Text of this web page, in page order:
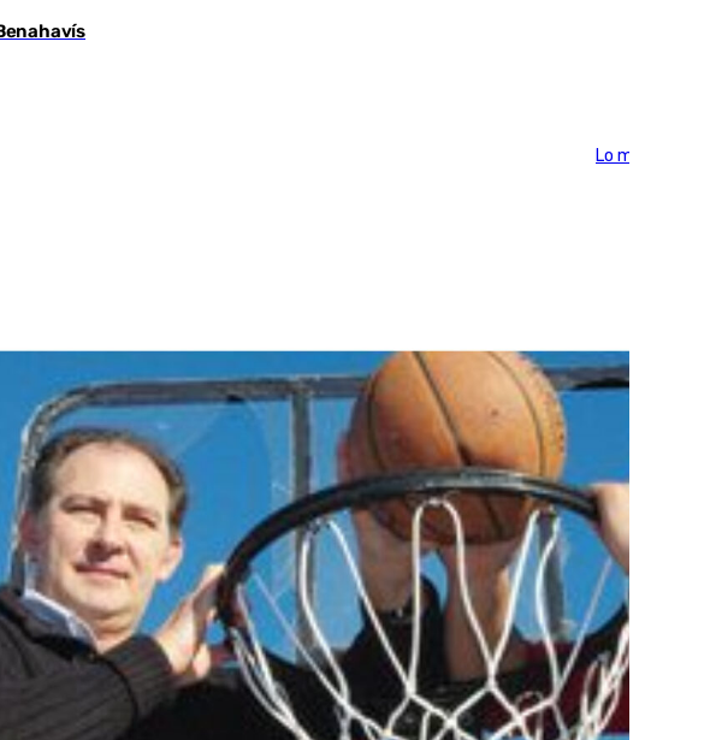
Lo más visto >